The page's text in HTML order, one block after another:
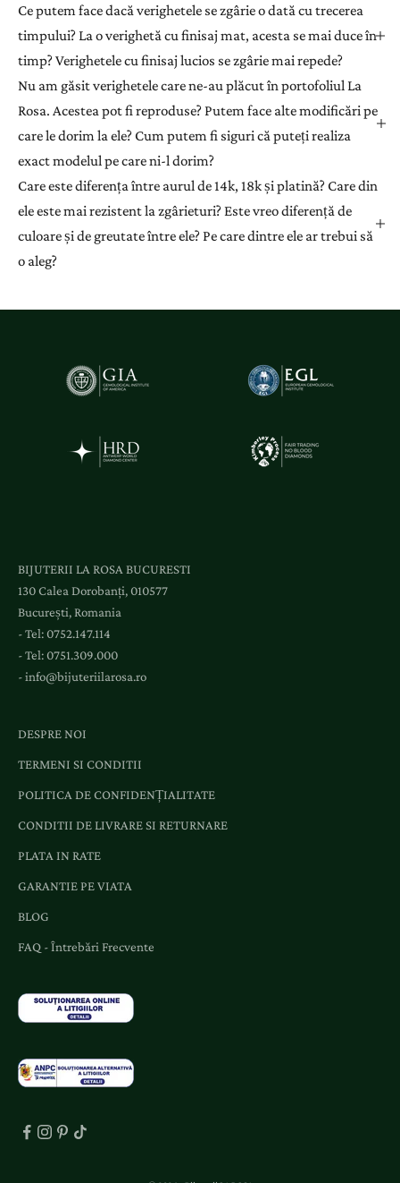
Ce putem face dacă verighetele se zgârie o dată cu trecerea
timpului? La o verighetă cu finisaj mat, acesta se mai duce în
timp? Verighetele cu finisaj lucios se zgârie mai repede?
Nu am găsit verighetele care ne-au plăcut în portofoliul La
Rosa. Acestea pot fi reproduse? Putem face alte modificări pe
care le dorim la ele? Cum putem fi siguri că puteți realiza
exact modelul pe care ni-l dorim?
Care este diferența între aurul de 14k, 18k și platină? Care din
ele este mai rezistent la zgârieturi? Este vreo diferență de
culoare și de greutate între ele? Pe care dintre ele ar trebui să
o aleg?
BIJUTERII LA ROSA BUCURESTI
130 Calea Dorobanți, 010577
București, Romania
- Tel:0752.147.114
- Tel:0751.309.000
-info@bijuteriilarosa.ro
DESPRE NOI
TERMENI SI CONDITII
POLITICA DE CONFIDENȚIALITATE
CONDITII DE LIVRARE SI RETURNARE
PLATA IN RATE
GARANTIE PE VIATA
BLOG
FAQ - Întrebări Frecvente